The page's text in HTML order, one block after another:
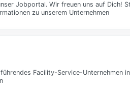
Jobportal. Wir freuen uns auf Dich!
zu unserem Unternehmen
Facility-Service-Unternehmen